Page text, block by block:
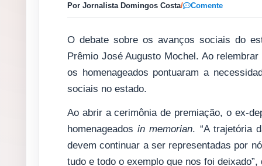
Por Jornalista Domingos Costa/ Comente
O debate sobre os avanços sociais do
Prêmio José Augusto Mochel. Ao
os homenageados pontuaram a
sociais no estado.
Ao abrir a cerimônia de premiação, o ex-
homenageadosin memorian. “A trajetória
devem continuar a ser representadas por
tudo e todo o exemplo que nos foi